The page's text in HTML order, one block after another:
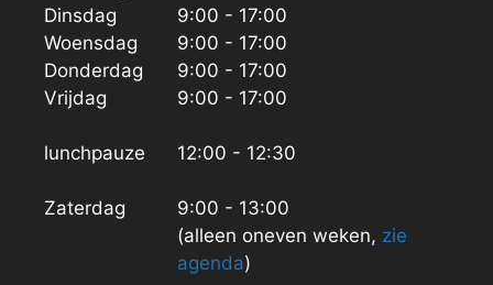
Dinsdag
Woensdag
Donderdag
Vrijdag
lunchpauze
Zaterdag
9:00 - 17:00
9:00 - 17:00
9:00 - 17:00
9:00 - 17:00
12:00 - 12:30
9:00 - 13:00
(alleen oneven weken, zie
agenda)